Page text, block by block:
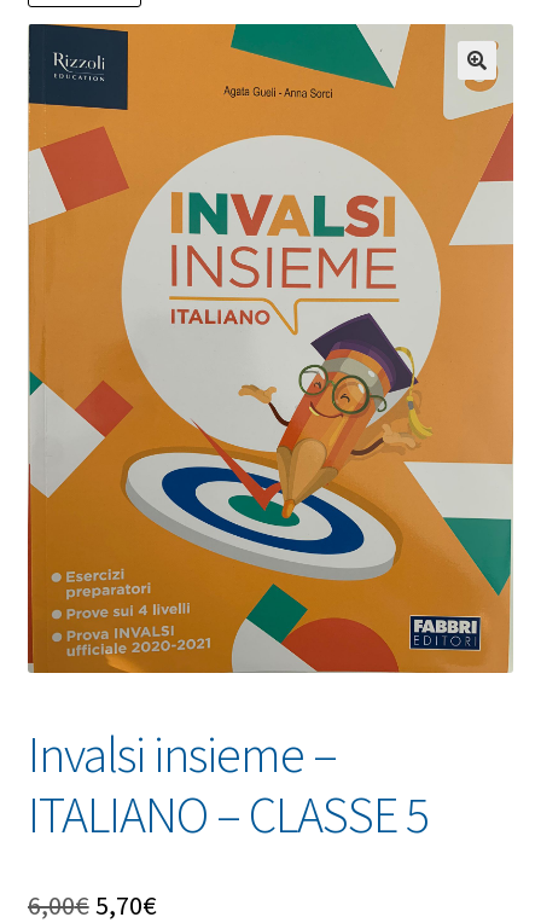
Invalsi insieme –
ITALIANO – CLASSE 5
6,00€Il
5,70€Il